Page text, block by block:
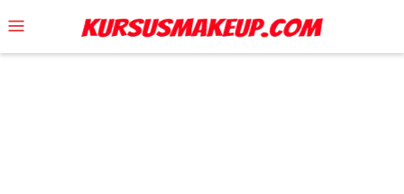
to
content
Mobile
Menu